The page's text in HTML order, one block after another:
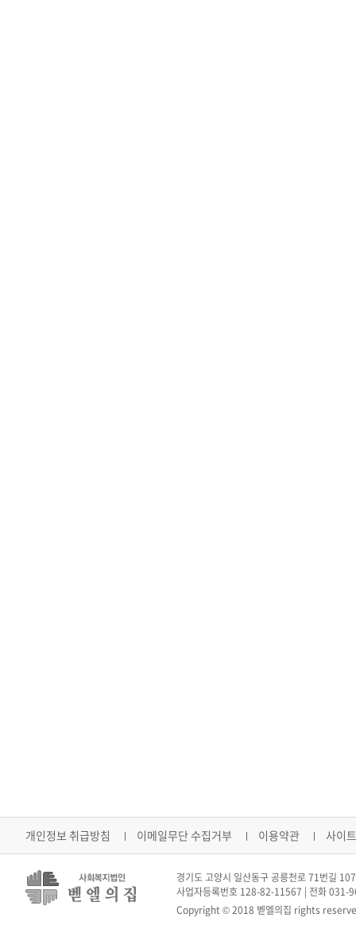
개인정보 취급방침 이메일무단 수집거부 이용약관 사이
경기도 고양시 일산동구 공릉천로 71번길
사업자등록번호 128-82-11567 | 전화
Copyright © 2018 벧엘의집 rights